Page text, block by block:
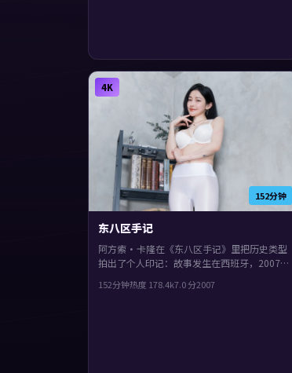
152分钟
4K
东八区手记
阿方索·卡隆在《东八区手记》里把历史类型
拍出了个人印记：故事发生在西班牙，2007
·查拉梅。影片在类型框架里仍保留了作者表
152分钟热度 178.4k7.0分2007